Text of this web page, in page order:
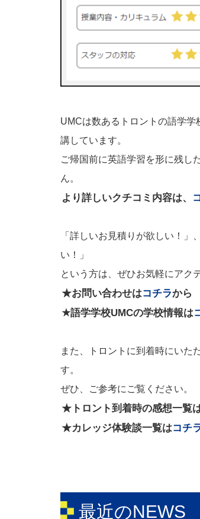
UMCは数あるトロントの語学
講しています。
ご帰国前に英語学習を形に残し
ん。
より詳しいクチコミ内容は、
「詳しいお見積りが欲しい！
い！」
という方は、ぜひお気軽にアク
★お問い合わせはコチラから
★語学学校UMCの学校情報は
また、トロントに到着時にいた
す。
ぜひ、ご参考にご覧ください。
★トロント到着時の感想一覧
★カレッジ体験談一覧はコチ
最近のNEWS